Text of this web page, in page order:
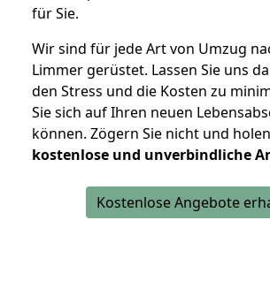
für Sie.
Wir sind für jede Art von Umzug
Limmer gerüstet. Lassen Sie uns
den Stress und die Kosten zu
Sie sich auf Ihren neuen
können. Zögern Sie nicht und
kostenlose und unverbindliche
Kostenlose Angebote